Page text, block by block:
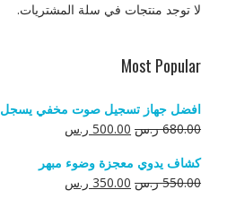
لا توجد منتجات في سلة المشتريات.
Most Popular
افضل جهاز تسجيل صوت مخفي يسجل 20 يوم متواصلة.
680.00 ر.س السعر
هو:
680.00 ر.س.
500.00 ر.سالسعر
هو:
500.00 ر.س.
كشاف يدوي معجزة وضوء مبهر
550.00 ر.س السعر
350.00 ر.سالسعر